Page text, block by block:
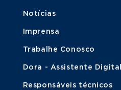
Notícias
Imprensa
Trabalhe Conosco
Dora - Assistente Digital
Responsáveis técnicos